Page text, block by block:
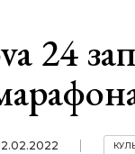
24